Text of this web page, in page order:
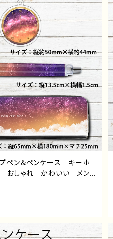
ペン＆ペンケース キーホ
おしゃれ かわいい メン
モい おすすめ 個性的
トレーター クリエイタ
ル デザイン グッズ タ
灯れぬ F-5